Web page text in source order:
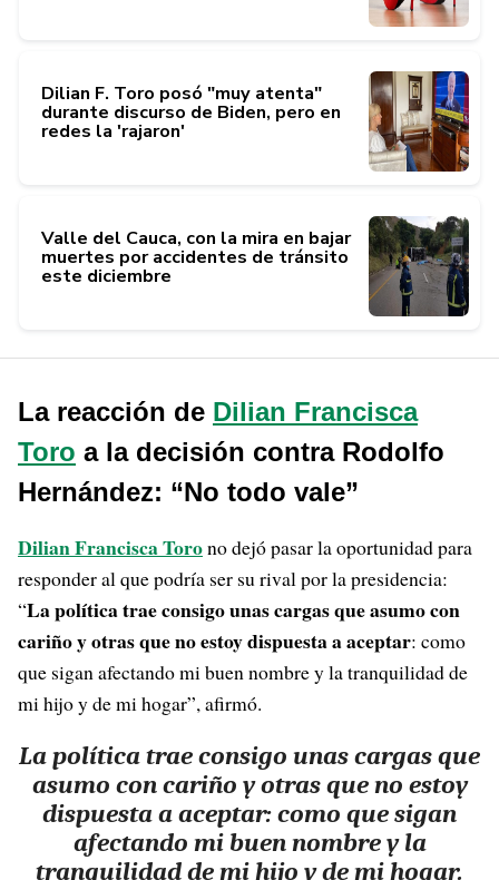
Dilian F. Toro posó "muy atenta"
durante discurso de Biden, pero en
redes la 'rajaron'
Valle del Cauca, con la mira en bajar
muertes por accidentes de tránsito
este diciembre
La reacción de Dilian Francisca
Toro a la decisión contra Rodolfo
Hernández: “No todo vale”
Dilian Francisca Torono dejó pasar la oportunidad para
responder al que podría ser su rival por la presidencia:
“La política trae consigo unas cargas que asumo con
cariño y otras que no estoy dispuesta a aceptar: como
que sigan afectando mi buen nombre y la tranquilidad de
mi hijo y de mi hogar”, afirmó.
La política trae consigo unas cargas que
asumo con cariño y otras que no estoy
dispuesta a aceptar: como que sigan
afectando mi buen nombre y la
tranquilidad de mi hijo y de mi hogar.